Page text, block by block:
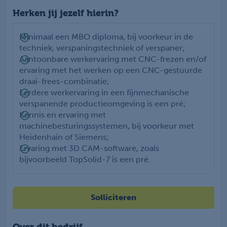
Herken jij jezelf hierin?
Minimaal een MBO diploma, bij voorkeur in de
techniek, verspaningstechniek of verspaner;
Aantoonbare werkervaring met CNC-frezen en/of
ervaring met het werken op een CNC-gestuurde
draai-frees-combinatie;
Eerdere werkervaring in een fijnmechanische
verspanende productieomgeving is een pré;
Kennis en ervaring met
machinebesturingssystemen, bij voorkeur met
Heidenhain of Siemens;
Ervaring met 3D CAM-software, zoals
bijvoorbeeld TopSolid-7 is een pré.
Solliciteren